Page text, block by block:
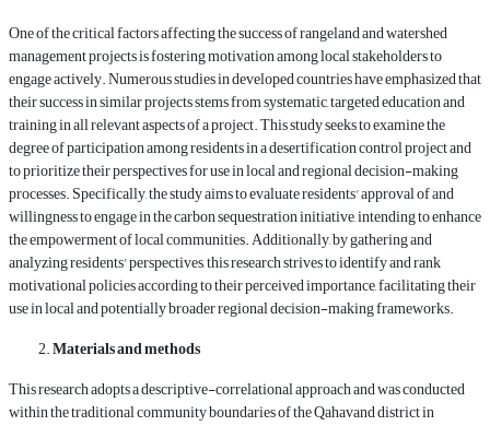
One of the critical factors affecting the success of rangeland and watershed
management projects is fostering motivation among local stakeholders to
engage actively. Numerous studies in developed countries have emphasized that
their success in similar projects stems from systematic, targeted education and
training in all relevant aspects of a project. This study seeks to examine the
degree of participation among residents in a desertification control project and
to prioritize their perspectives for use in local and regional decision-making
processes. Specifically, the study aims to evaluate residents' approval of and
willingness to engage in the carbon sequestration initiative, intending to enhance
the empowerment of local communities. Additionally, by gathering and
analyzing residents' perspectives, this research strives to identify and rank
motivational policies according to their perceived importance, facilitating their
use in local and potentially broader regional decision-making frameworks.
Materials and methods
This research adopts a descriptive-correlational approach and was conducted
within the traditional community boundaries of the Qahavand district in